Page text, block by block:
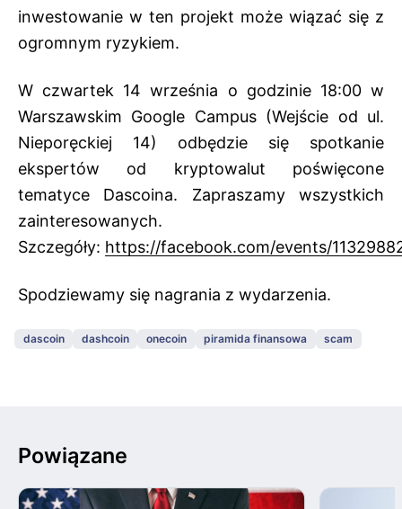
inwestowanie w ten projekt może wiązać się z
ogromnym ryzykiem.
W czwartek 14 września o godzinie 18:00 w
Warszawskim Google Campus (Wejście od ul.
Nieporęckiej 14) odbędzie się spotkanie
ekspertów od kryptowalut poświęcone
tematyce Dascoina. Zapraszamy wszystkich
zainteresowanych.
Szczegóły: https://facebook.com/events/
Spodziewamy się nagrania z wydarzenia.
dascoin dashcoin onecoin piramida finansowa scam
Powiązane